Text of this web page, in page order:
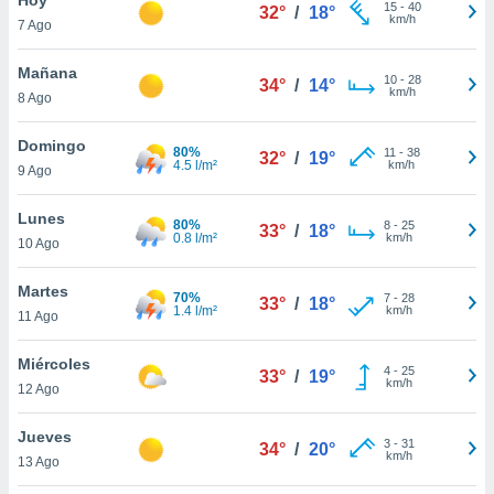
en
más
nuestra
de
cookies
aceptar
7 Ago
32° / 18° 15- 40
km/h
Mañana
8 Ago
34° / 14° 10- 28
km/h
Domingo
9 Ago
80%
4.5 l/m²
32° / 19° 11 - 38
km/h
Lunes
10 Ago
80%
0.8 l/m²
33° / 18° 8- 25
km/h
Martes
11 Ago
70%
1.4 l/m²
33° / 18° 7- 28
km/h
Miércoles
12 Ago
33° / 19° 4- 25
km/h
Jueves
13 Ago
34° / 20° 3- 31
km/h